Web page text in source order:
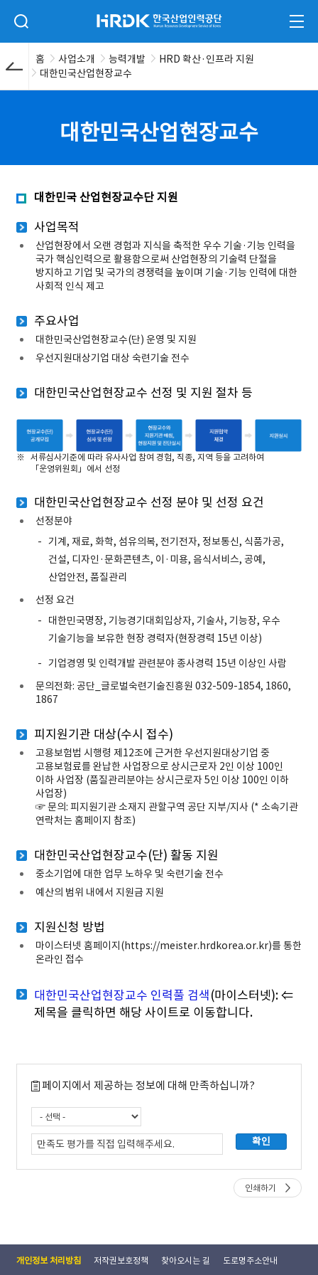
검색 입력폼 열기 HRDK 한국산업인력공단 전체
홈 사업소개 능력개발
HRD 확산·인프라 지원
대한민국산업현장교수
대한민국산업현장교수
대한민국 산업현장교수단 지원
사업목적
산업현장에서 오랜 경험과 지식을 축적한 우수 기술·기능 인력을
국가 핵심인력으로 활용함으로써 산업현장의 기술력 단절을
방지하고 기업 및 국가의 경쟁력을 높이며 기술·기능 인력에 대한
사회적 인식 제고
주요사업
대한민국산업현장교수(단) 운영 및 지원
우선지원대상기업 대상 숙련기술 전수
대한민국산업현장교수 선정 및 지원 절차 등
현장교수(단) 공개모집
현장교수(단) 심사 및 선정
지원협약 체결
지원실시
서류심사기준에 따라 유사사업 참여 경험, 직종, 지역 등을 고려하여
「운영위원회」에서 선정
대한민국산업현장교수 선정 분야 및 선정 요건
선정분야
기계, 재료, 화학, 섬유의복, 전기전자, 정보통신, 식품가공,
건설, 디자인·문화콘텐츠, 이·미용, 음식서비스, 공예,
산업안전, 품질관리
선정 요건
대한민국명장, 기능경기대회입상자, 기술사, 기능장, 우수
기술기능을 보유한 현장 경력자(현장경력 15년 이상)
기업경영 및 인력개발 관련분야 종사경력 15년 이상인 사람
문의전화: 공단_글로벌숙련기술진흥원 032-509-1854, 1860,
1867
피지원기관 대상(수시 접수)
고용보험법 시행령 제12조에 근거한 우선지원대상기업 중
고용보험료를 완납한 사업장으로 상시근로자 2인 이상 100인
이하 사업장 (품질관리분야는 상시근로자 5인 이상 100인 이하
사업장)
☞ 문의: 피지원기관 소재지 관할구역 공단 지부/지사 (* 소속기관
연락처는 홈페이지 참조)
대한민국산업현장교수(단) 활동 지원
중소기업에 대한 업무 노하우 및 숙련기술 전수
예산의 범위 내에서 지원금 지원
지원신청 방법
마이스터넷 홈페이지(https://meister.hrdkorea.or.kr)를 통한
온라인 접수
대한민국산업현장교수 인력풀 검색(마이스터넷): ⇐
제목을 클릭하면 해당 사이트로 이동합니다.
페이지에서 제공하는 정보에 대해 만족하십니까?
인쇄하기
개인정보 처리방침 저작권보호정책 찾아오시는 길 도로명주소안내